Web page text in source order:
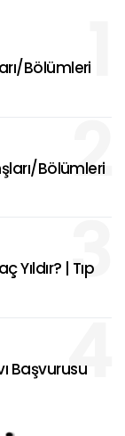
1
Bölümleri
2
Bölümleri
3
Yıldır? | Tıp
4
Başvurusu